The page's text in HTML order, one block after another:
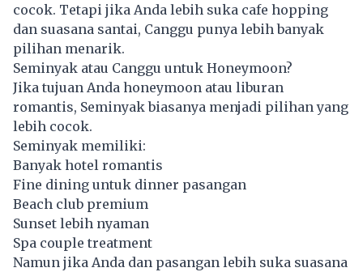
cocok. Tetapi jika Anda lebih suka cafe hopping
dan suasana santai, Canggu punya lebih banyak
pilihan menarik.
Seminyak atau Canggu untuk Honeymoon?
Jika tujuan Anda honeymoon atau liburan
romantis, Seminyak biasanya menjadi pilihan yang
lebih cocok.
Seminyak memiliki:
Banyak hotel romantis
Fine dining untuk dinner pasangan
Beach club premium
Sunset lebih nyaman
Spa couple treatment
Namun jika Anda dan pasangan lebih suka suasana